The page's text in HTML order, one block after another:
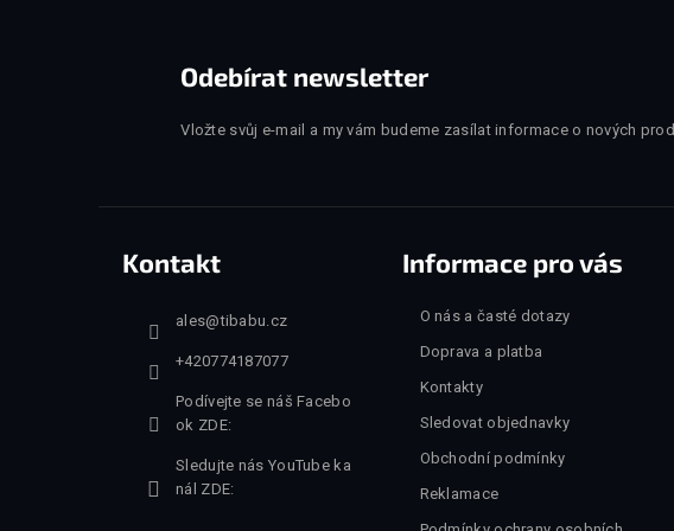
Odebírat newsletter
Vložte svůj e-mail a my vám budeme zasílat informace o nových
Kontakt
ales@tibabu.cz
+420774187077
Podívejte se náš Facebo
ok ZDE:
Sledujte nás YouTube ka
nál ZDE:
Informace pro vás
O nás a časté dotazy
Doprava a platba
Kontakty
Sledovat objednavky
Obchodní podmínky
Reklamace